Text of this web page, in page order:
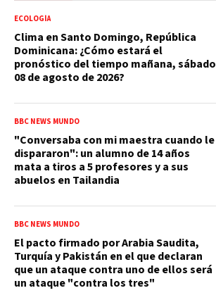
ECOLOGÍA
Clima en Santo Domingo, República
Dominicana: ¿Cómo estará el
pronóstico del tiempo mañana, sábado
08 de agosto de 2026?
BBC NEWS MUNDO
"Conversaba con mi maestra cuando le
dispararon": un alumno de 14 años
mata a tiros a 5 profesores y a sus
abuelos en Tailandia
BBC NEWS MUNDO
El pacto firmado por Arabia Saudita,
Turquía y Pakistán en el que declaran
que un ataque contra uno de ellos será
un ataque "contra los tres"